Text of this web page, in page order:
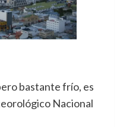
bastante frío, es
Nacional